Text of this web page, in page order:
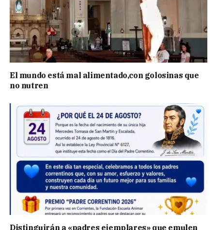
El mundo está mal alimentado,con golosinas que
no nutren
Distinguirán a «padres ejemplares» que emulen